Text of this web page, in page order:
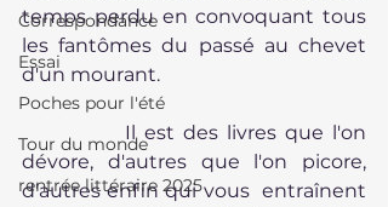
Correspondance
Essai
Poches pour l'été
Tour du monde
rentrée littéraire 2025
temps perdu en convoquant tous
les fantômes du passé au chevet
d'un mourant.
            Il est des livres que l'on
dévore, d'autres que l'on picore,
d'autres enfin qui vous  entraînent